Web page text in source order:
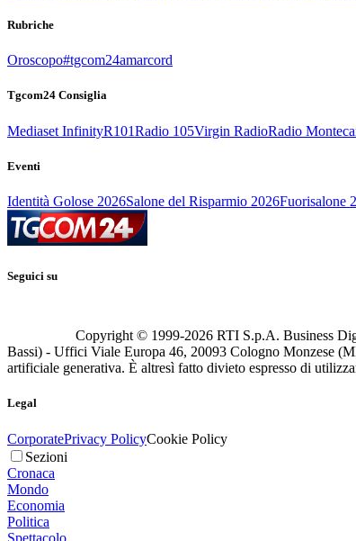
Rubriche
Oroscopo#tgcom24amarcord
Tgcom24 Consiglia
Mediaset InfinityR101Radio 105Virgin RadioRadio
Eventi
Identità Golose 2026Salone del Risparmio 2026Fuorisalone
Seguici su
Copyright © 1999-2026 RTI S.p.A. Business
Bassi) - Uffici Viale Europa 46, 20093 Cologno Monzese
artificiale generativa. È altresì fatto divieto espresso di
Legal
CorporatePrivacy PolicyCookie Policy
Sezioni
Cronaca
Mondo
Economia
Politica
Spettacolo